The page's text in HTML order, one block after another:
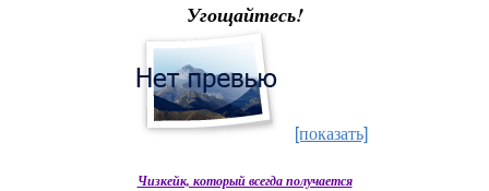
Угощайтесь!
[показать]
Чизкейк, который всегда получается